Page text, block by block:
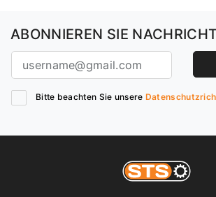
ABONNIEREN SIE
Bitte beachten Sie unsere